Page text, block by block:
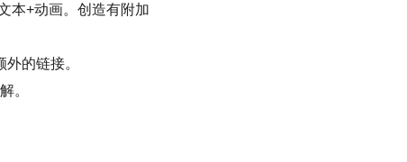
本+动画。创造有附加
的链接。
。